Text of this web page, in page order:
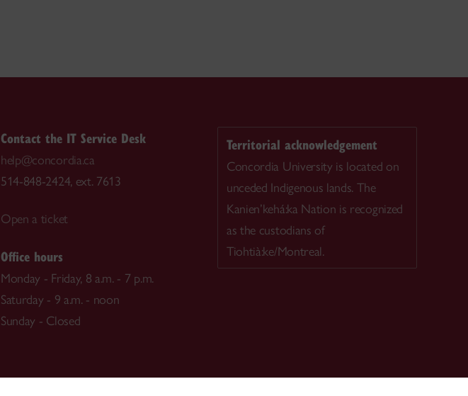
Contact the IT Service Desk
help@concordia.ca
514-848-2424, ext. 7613
Open a ticket
Office hours
Monday - Friday, 8 a.m. - 7 p.m.
Saturday - 9 a.m. - noon
Sunday - Closed
Territorial acknowledgement
Concordia University is located on
unceded Indigenous lands. The
Kanien’kehá:ka Nation is recognized
as the custodians of
Tiohtià:ke/Montreal.